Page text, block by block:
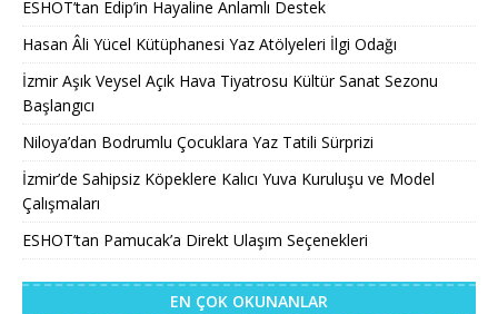
ESHOT’tan Edip’in Hayaline Anlamlı Destek
Hasan Âli Yücel Kütüphanesi Yaz Atölyeleri İlgi Odağı
İzmir Aşık Veysel Açık Hava Tiyatrosu Kültür Sanat Sezonu
Başlangıcı
Niloya’dan Bodrumlu Çocuklara Yaz Tatili Sürprizi
İzmir’de Sahipsiz Köpeklere Kalıcı Yuva Kuruluşu ve Model
Çalışmaları
ESHOT’tan Pamucak’a Direkt Ulaşım Seçenekleri
EN ÇOK OKUNANLAR